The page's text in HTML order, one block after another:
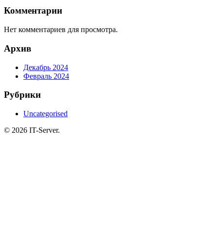
Комментарии
Нет комментариев для просмотра.
Архив
Декабрь 2024
Февраль 2024
Рубрики
Uncategorised
© 2026 IT-Server.